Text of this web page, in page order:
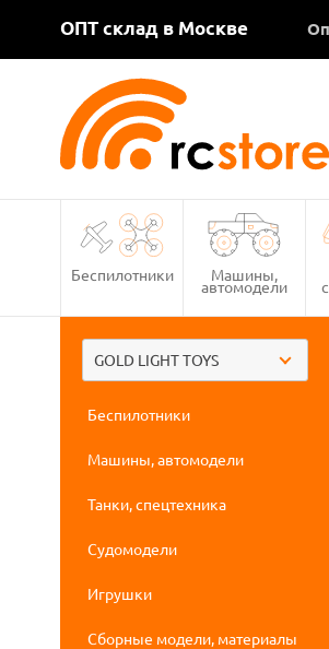
ОПТ склад в Москве
Беспилотники Машины,
автомодели
GOLD LIGHT TOYS
Беспилотники
Машины, автомодели
Танки, спецтехника
Судомодели
Игрушки
Сборные модели, материалы